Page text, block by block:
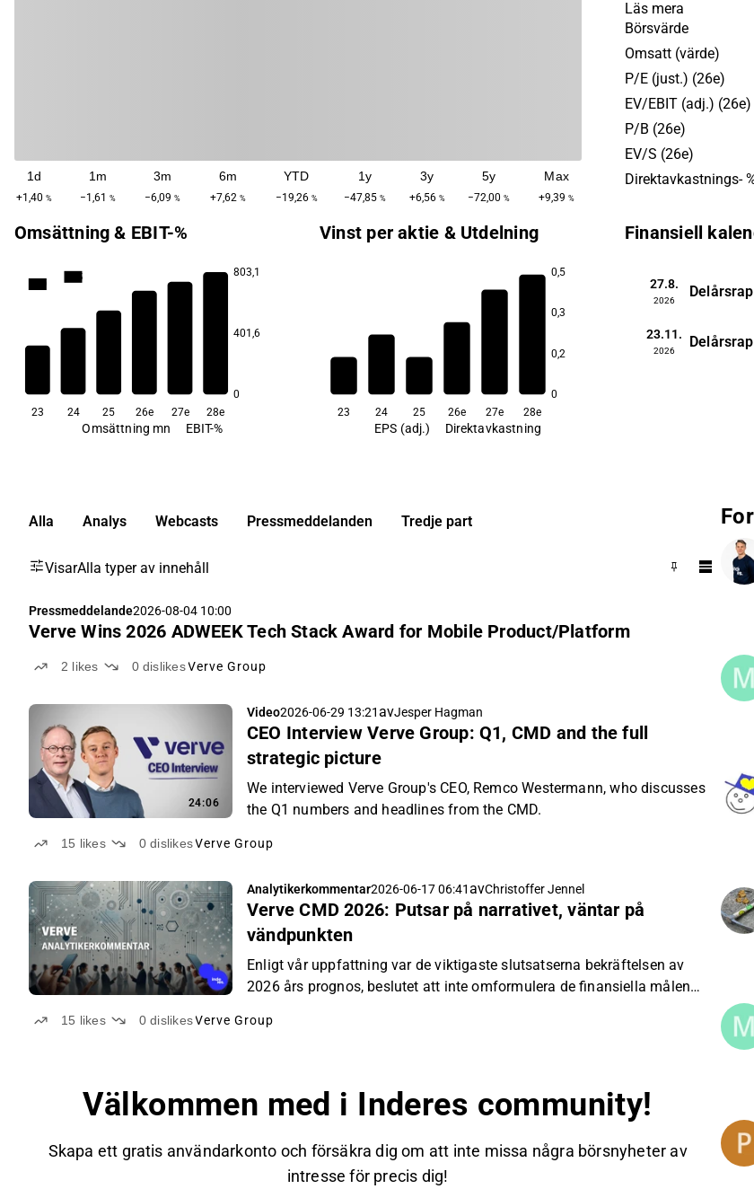
1d
+1,40 %
1m
−1,61 %
3m
−6,09 %
6m
+7,62 %
YTD
−19,26 %
1y
−47,85 %
3y
+6,56 %
5y
−72,00 %
Max
+9,39 %
annonsörer,
vill nå målgrupper
media och
Verve Group har
internationella
grundades 2011
huvudkontor i
Läs mera
Börsvärde
Omsatt (värde)
P/E (just.) (26e)
EV/EBIT (adj.) (26e)
P/B (26e)
EV/S (26e)
Direktavkastnings-
Omsättning & EBIT-%
803,1
401,6
0
24,5
23 24 25 26e 27e 28e
Omsättning mn EBIT-%
Vinst per aktie & Utdelning
0,5
0,3
0,2
0
23
24 25 26e 27e 28e
EPS (adj.) Direktavkastning
Finansiell
27.8.
2026
23.11.
2026
Alla Analys Webcasts Pressmeddelanden Tredje part
VisarAlla typer av innehåll
Pressmeddelande2026-08-04 10:00
Verve Wins 2026 ADWEEK Tech Stack Award for Mobile Product/Platform
2 likes 0 dislikes Verve Group
24:06
Video2026-06-29 13:21avJesper Hagman
CEO Interview Verve Group: Q1, CMD and the full
strategic picture
We interviewed Verve Group's CEO, Remco Westermann, who discusses
the Q1 numbers and headlines from the CMD.
15 likes 0dislikesVerve Group
Analytikerkommentar2026-06-17 06:41avChristoffer Jennel
Verve CMD 2026: Putsar på narrativet, väntar på
vändpunkten
Enligt vår uppfattning var de viktigaste slutsatserna bekräftelsen av
2026 års prognos, beslutet att inte omformulera de finansiella målen
genomgång av retail media.
15 likes 0dislikesVerve Group
Välkommen med i Inderes community!
Skapa ett gratis användarkonto och försäkra dig om att inte missa några börsnyheter av
intresse för precis dig!